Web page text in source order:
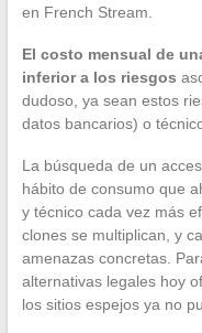
en French Stream.
El costo mensual de
inferior a los riesgos
dudoso, ya sean estos
datos bancarios) o
La búsqueda de un
hábito de consumo que
y técnico cada vez más
clones se multiplican, y
amenazas concretas.
alternativas legales hoy
los sitios espejos ya no